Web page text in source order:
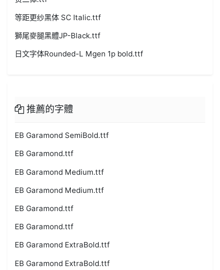
等距更纱黑体 SC Italic.ttf
獅尾麥腿黑體JP-Black.ttf
日文字体Rounded-L Mgen 1p bold.ttf
推薦的字體
EB Garamond SemiBold.ttf
EB Garamond.ttf
EB Garamond Medium.ttf
EB Garamond Medium.ttf
EB Garamond.ttf
EB Garamond.ttf
EB Garamond ExtraBold.ttf
EB Garamond ExtraBold.ttf